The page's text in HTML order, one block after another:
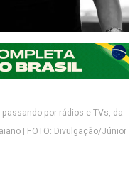
por rádios e TVs, da
| FOTO: Divulgação/Júnior